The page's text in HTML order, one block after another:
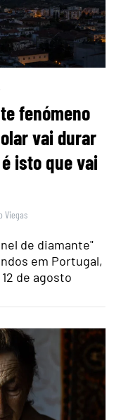
fenómeno
vai durar
isto que vai
Viegas
de diamante"
em Portugal,
de agosto